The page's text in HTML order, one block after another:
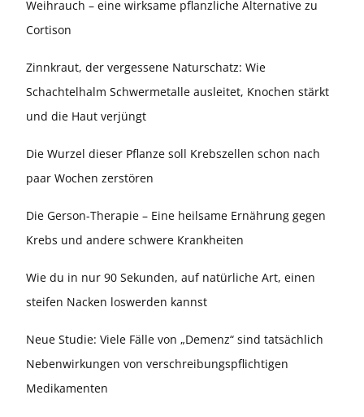
Weihrauch – eine wirksame pflanzliche Alternative zu
Cortison
Zinnkraut, der vergessene Naturschatz: Wie
Schachtelhalm Schwermetalle ausleitet, Knochen stärkt
und die Haut verjüngt
Die Wurzel dieser Pflanze soll Krebszellen schon nach
paar Wochen zerstören
Die Gerson-Therapie – Eine heilsame Ernährung gegen
Krebs und andere schwere Krankheiten
Wie du in nur 90 Sekunden, auf natürliche Art, einen
steifen Nacken loswerden kannst
Neue Studie: Viele Fälle von „Demenz“ sind tatsächlich
Nebenwirkungen von verschreibungspflichtigen
Medikamenten